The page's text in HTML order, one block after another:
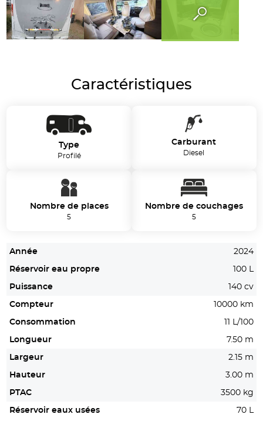
Caractéristiques
Type
Profilé
Carburant
Diesel
Nombre de places
5
Nombre de couchages
5
Année 2024
Réservoir eau propre 100 L
Puissance 140 cv
Compteur 10000 km
Consommation 11 L/100
Longueur 7.50 m
Largeur 2.15 m
Hauteur 3.00 m
PTAC 3500 kg
Réservoir eaux usées 70 L